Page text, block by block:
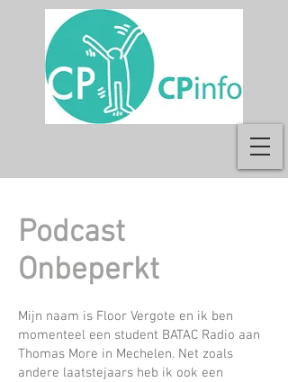
Podcast
Onbeperkt
Mijn naam is Floor Vergote en ik ben
momenteel een student BATAC Radio aan
Thomas More in Mechelen. Net zoals
andere laatstejaars heb ik ook een